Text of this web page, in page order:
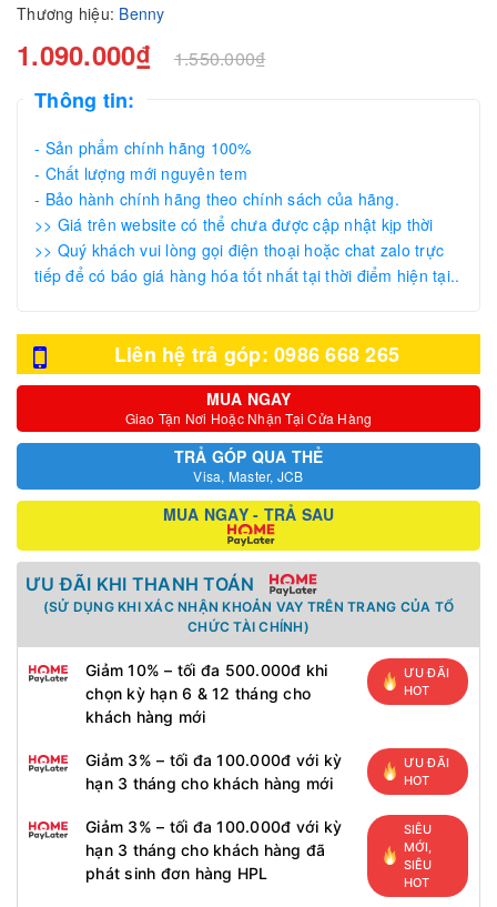
Thương hiệu: Benny
1.090.000₫ 1.550.000₫
Thông tin:
- Sản phẩm chính hãng 100%
- Chất lượng mới nguyên tem
- Bảo hành chính hãng theo chính sách của hãng.
>> Giá trên website có thể chưa được cập nhật kịp thời
>> Quý khách vui lòng gọi điện thoại hoặc chat zalo trực
tiếp để có báo giá hàng hóa tốt nhất tại thời điểm hiện tại..
Liên hệ trả góp: 0986 668 265
MUA NGAY
Giao Tận Nơi Hoặc Nhận Tại Cửa Hàng
TRẢ GÓP QUA THẺ
Visa, Master, JCB
MUA NGAY - TRẢ SAU
ƯU ĐÃI KHI THANH TOÁN
(SỬ DỤNG KHI XÁC NHẬN KHOẢN VAY TRÊN TRANG CỦA TỔ
CHỨC TÀI CHÍNH)
Giảm 10% – tối đa 500.000đ khi
chọn kỳ hạn 6 & 12 tháng cho
khách hàng mới
ƯU ĐÃI
HOT
Giảm 3% – tối đa 100.000đ với kỳ
hạn 3 tháng cho khách hàng mới
ƯU ĐÃI
HOT
Giảm 3% – tối đa 100.000đ với kỳ
hạn 3 tháng cho khách hàng đã
phát sinh đơn hàng HPL
SIÊU
MỚI,
SIÊU
HOT